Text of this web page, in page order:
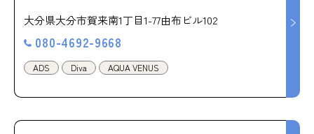
大分県大分市賀来南1丁目1-77由布ビル102
080-4692-9668
ADS Diva AQUA VENUS